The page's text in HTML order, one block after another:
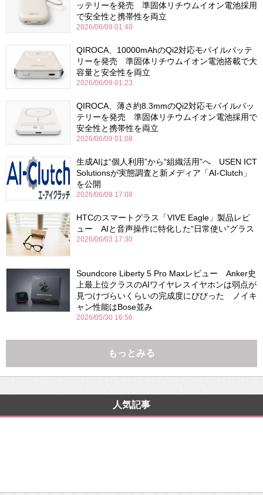
ッテリーを発売 準固体リチウムイオン電池採用
で安全性と携帯性を両立
2026/06/09 01:40
QIROCA、10000mAhのQi2対応モバイルバッテ
リーを発売 準固体リチウムイオン電池搭載で大
容量と安全性を両立
2026/06/09 01:23
QIROCA、薄さ約8.3mmのQi2対応モバイルバッ
テリーを発売 準固体リチウムイオン電池採用で
安全性と携帯性を両立
2026/06/09 01:08
生成AIは“個人利用”から“組織活用”へ USEN ICT
Solutionsが実態調査と新メディア「AI-Clutch」
を公開
2026/06/08 17:08
HTCのスマートグラス「VIVE Eagle」製品レビ
ュー AIと音声操作に特化した“日常使い”グラス
2026/06/03 17:30
Soundcore Liberty 5 Pro Maxレビュー Anker史
上最上位クラスのAIワイヤレスイヤホンは弱点が
見つけづらいくらいの完成度にびびった ノイキ
ャン性能はBose並み
2026/05/30 16:56
もっとみる
人気記事